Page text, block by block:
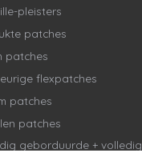
pleisters
patches
patches
flexpatches
patches
patches
geborduurde + volledig